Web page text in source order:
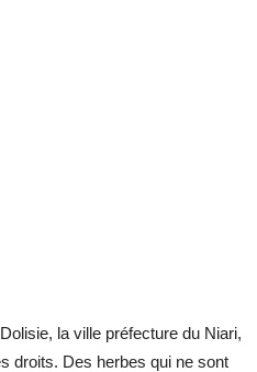
la ville préfecture du Niari,
droits. Des herbes qui ne sont